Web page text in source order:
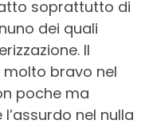
soprattutto di
dei quali
Il
molto bravo nel
poche ma
nel nulla